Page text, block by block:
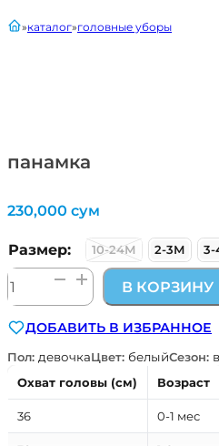
панамка
главнаякаталог головные уборы
230,000 сум
Размер: 10-24М 2-3М
Количество
товара
В КОРЗИНУ
ДОБАВИТЬ В ИЗБРАННОЕ
Пол: девочкаЦвет: белыйСезон:
Охват головы (см)
Возраст
36 0-1 мес